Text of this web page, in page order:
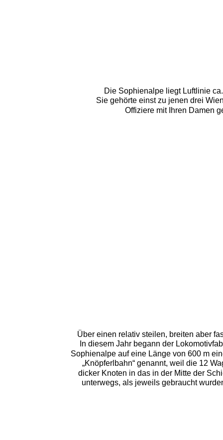
Die Sophienalpe liegt Luftlinie
Sie gehörte einst zu jenen drei
Offiziere mit Ihren Damen
Über einen relativ steilen, breiten aber
In diesem Jahr begann der
Sophienalpe auf eine Länge von 600 m
„Knöpferlbahn“ genannt, weil die 12
dicker Knoten in das in der Mitte der
unterwegs, als jeweils gebraucht